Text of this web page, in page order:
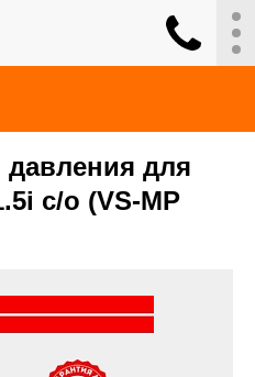
давления для
с/о (VS-MP